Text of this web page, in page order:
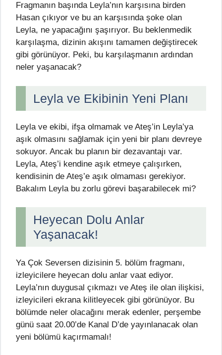
Fragmanın başında Leyla’nın karşısına birden
Hasan çıkıyor ve bu an karşısında şoke olan
Leyla, ne yapacağını şaşırıyor. Bu beklenmedik
karşılaşma, dizinin akışını tamamen değiştirecek
gibi görünüyor. Peki, bu karşılaşmanın ardından
neler yaşanacak?
Leyla ve Ekibinin Yeni Planı
Leyla ve ekibi, ifşa olmamak ve Ateş’in Leyla’ya
aşık olmasını sağlamak için yeni bir planı devreye
sokuyor. Ancak bu planın bir dezavantajı var.
Leyla, Ateş’i kendine aşık etmeye çalışırken,
kendisinin de Ateş’e aşık olmaması gerekiyor.
Bakalım Leyla bu zorlu görevi başarabilecek mi?
Heyecan Dolu Anlar
Yaşanacak!
Ya Çok Seversen dizisinin 5. bölüm fragmanı,
izleyicilere heyecan dolu anlar vaat ediyor.
Leyla’nın duygusal çıkmazı ve Ateş ile olan ilişkisi,
izleyicileri ekrana kilitleyecek gibi görünüyor. Bu
bölümde neler olacağını merak edenler, perşembe
günü saat 20.00’de Kanal D’de yayınlanacak olan
yeni bölümü kaçırmamalı!